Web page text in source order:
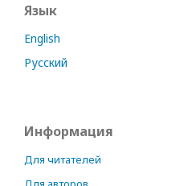
Язык
English
Русский
Информация
Для читателей